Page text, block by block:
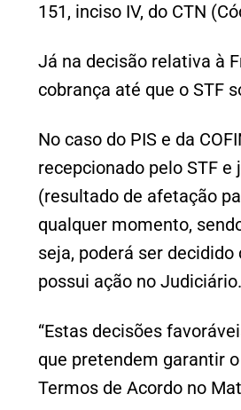
151, inciso IV, do CTN
Já na decisão relativa à
cobrança até que o STF
No caso do PIS e da
recepcionado pelo STF
(resultado de afetação
qualquer momento,
seja, poderá ser
possui ação no Judiciário.
“Estas decisões
que pretendem garantir
Termos de Acordo no